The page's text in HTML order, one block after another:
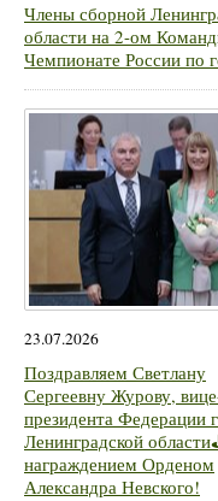
Члены сборной
области на 2-ом
Чемпионате России по
23.07.2026
Поздравляем Светлану
Сергеевну Журову,
президента Федерации
Ленинградской
награждением Орденом
Александра Невского!